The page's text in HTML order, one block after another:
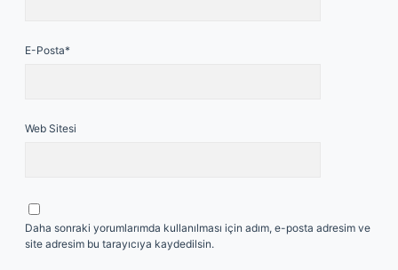
E-Posta*
Web Sitesi
Daha sonraki yorumlarımda kullanılması için adım, e-posta adresim ve
site adresim bu tarayıcıya kaydedilsin.